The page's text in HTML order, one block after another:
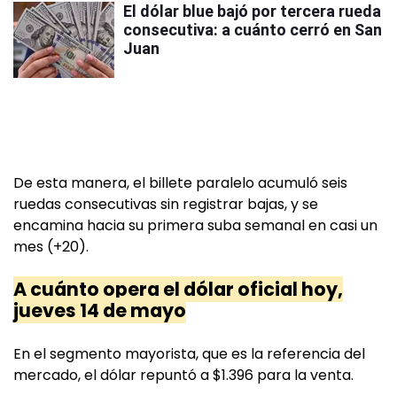
El dólar blue bajó por tercera rueda
consecutiva: a cuánto cerró en San
Juan
De esta manera, el billete paralelo acumuló seis
ruedas consecutivas sin registrar bajas, y se
encamina hacia su primera suba semanal en casi un
mes (+20).
A cuánto opera el dólar oficial hoy,
jueves 14 de mayo
En el segmento mayorista, que es la referencia del
mercado, el dólar repuntó a $1.396 para la venta.